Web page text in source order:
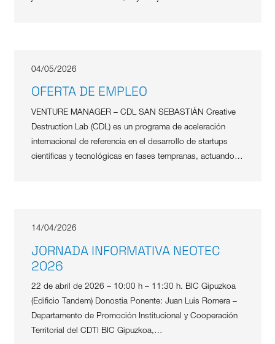
04/05/2026
OFERTA DE EMPLEO
VENTURE MANAGER – CDL SAN SEBASTIÁN Creative
Destruction Lab (CDL) es un programa de aceleración
internacional de referencia en el desarrollo de startups
científicas y tecnológicas en fases tempranas, actuando…
14/04/2026
JORNADA INFORMATIVA NEOTEC
2026
22 de abril de 2026 – 10:00 h – 11:30 h. BIC Gipuzkoa
(Edificio Tandem) Donostia Ponente: Juan Luis Romera –
Departamento de Promoción Institucional y Cooperación
Territorial del CDTI BIC Gipuzkoa,…